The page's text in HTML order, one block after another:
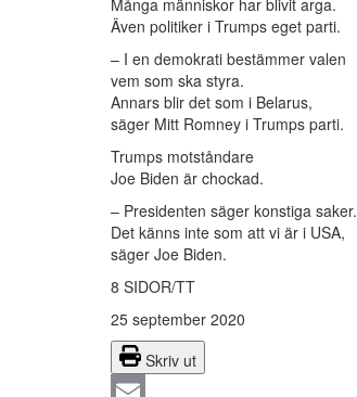
Många människor har blivit arga.
Även politiker i Trumps eget parti.
– I en demokrati bestämmer valen
vem som ska styra.
Annars blir det som i Belarus,
säger Mitt Romney i Trumps parti.
Trumps motståndare
Joe Biden är chockad.
– Presidenten säger konstiga saker.
Det känns inte som att vi är i USA,
säger Joe Biden.
8 SIDOR/TT
25 september 2020
Skriv ut